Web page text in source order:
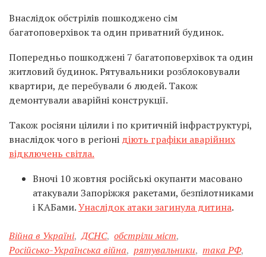
Внаслідок обстрілів пошкоджено сім
багатоповерхівок та один приватний будинок.
Попередньо пошкоджені 7 багатоповерхівок та один
житловий будинок. Рятувальники розблоковували
квартири, де перебували 6 людей. Також
демонтували аварійні конструкції.
Також росіяни цілили і по критичній інфраструктурі,
внаслідок чого в регіоні діють графіки аварійних
відключень світла.
Вночі 10 жовтня російські окупанти масовано
атакували Запоріжжя ракетами, безпілотниками
і КАБами.Унаслідок атаки загинула дитина.
Війна в Україні, ДСНС, обстріли міст,
Російсько-Українська війна, рятувальники, така РФ,